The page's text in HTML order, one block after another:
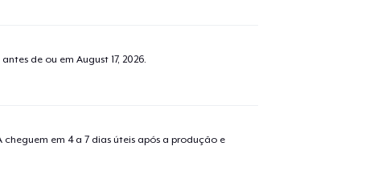
de ou em August 17, 2026.
em 4 a 7 dias úteis após a produção e